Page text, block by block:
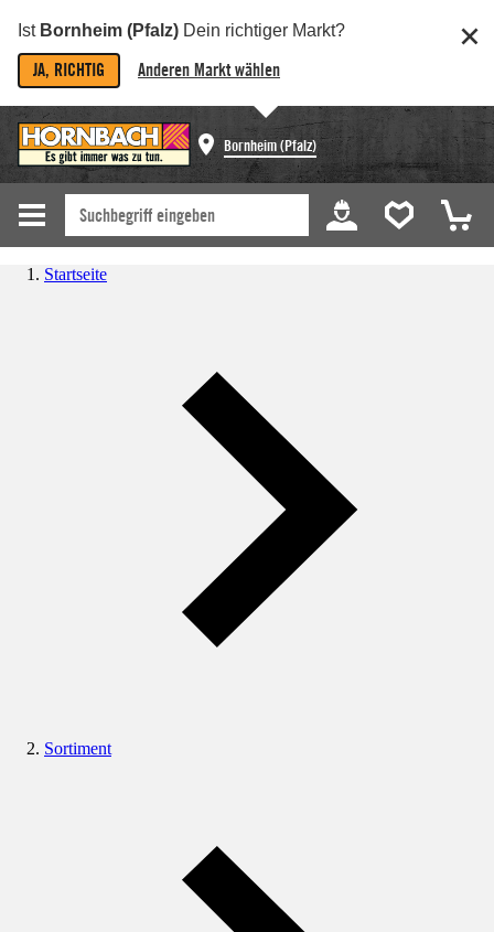
Ist Bornheim (Pfalz) Dein richtiger Markt?
JA, RICHTIG Anderen Markt wählen
Bornheim (Pfalz)
Startseite
Sortiment